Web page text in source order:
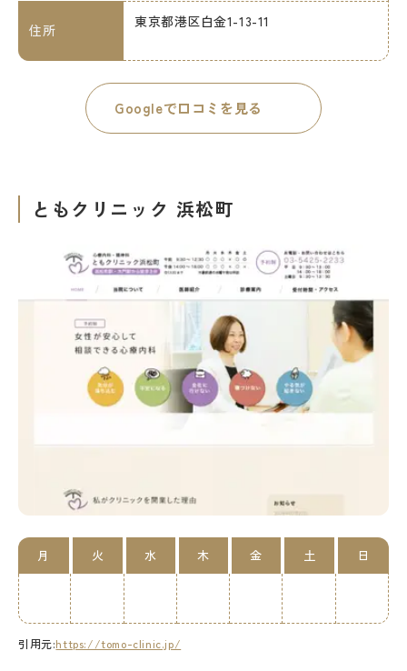
住所 東京都港区白金1-13-11
Googleで口コミを見る
ともクリニック 浜松町
月 火 水 木 金 土 日
引用元:https://tomo-clinic.jp/